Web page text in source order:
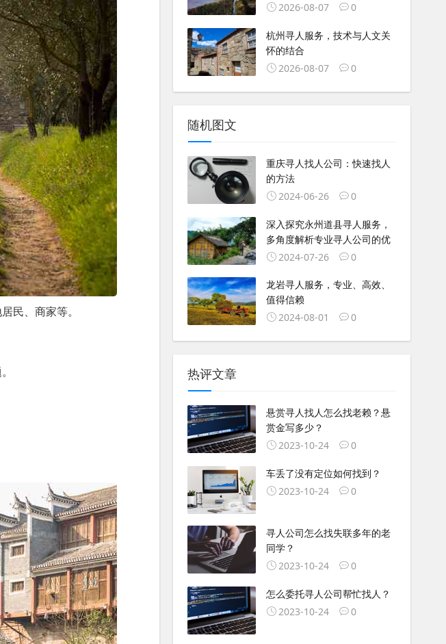
民、商家等。
2026-08-07
0
杭州寻人服务，技术与人文关
怀的结合
2026-08-07
0
随机图文
重庆寻人找人公司：快速找人
的方法
2024-06-26
0
深入探究永州道县寻人服务，
多角度解析专业寻人公司的优
2024-07-26
0
龙岩寻人服务，专业、高效、
值得信赖
2024-08-01
0
热评文章
悬赏寻人找人怎么找老赖？悬
赏金写多少？
2023-10-24
0
车丢了没有定位如何找到？
2023-10-24
0
寻人公司怎么找失联多年的老
同学？
2023-10-24
0
怎么委托寻人公司帮忙找人？
2023-10-24
0